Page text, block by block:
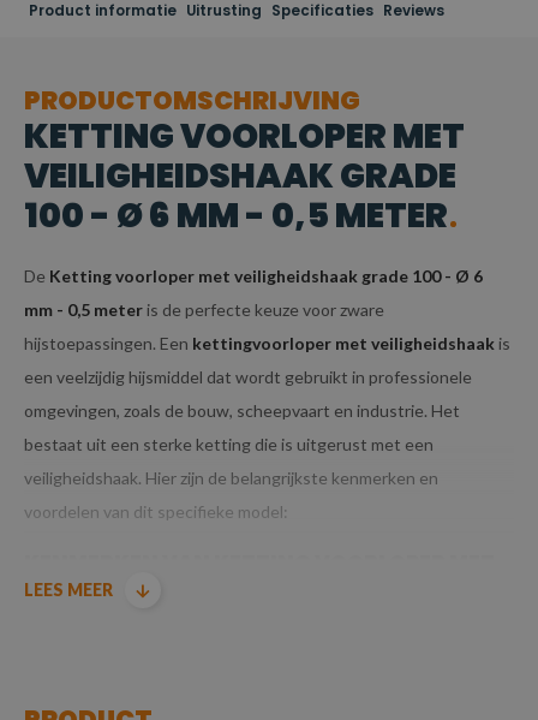
Product informatie Uitrusting Specificaties Reviews
PRODUCTOMSCHRIJVING
KETTING VOORLOPER MET
VEILIGHEIDSHAAK GRADE
100 - Ø 6 MM - 0,5 METER
De Ketting voorloper met veiligheidshaak grade 100 - Ø 6
mm - 0,5 meteris de perfecte keuze voor zware
hijstoepassingen. Een kettingvoorloper met veiligheidshaak is
een veelzijdig hijsmiddel dat wordt gebruikt in professionele
omgevingen, zoals de bouw, scheepvaart en industrie. Het
bestaat uit een sterke ketting die is uitgerust met een
veiligheidshaak. Hier zijn de belangrijkste kenmerken en
voordelen van dit specifieke model:
VEILIGHEIDSHAAK GRADE 100 - Ø 6 MM - 0,5
LEES MEER